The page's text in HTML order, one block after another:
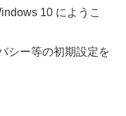
10 にようこ
シー等の初期設定を